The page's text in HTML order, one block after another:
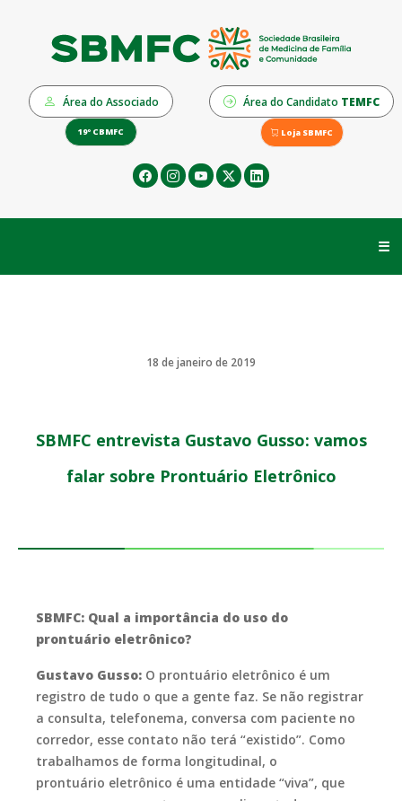
Área do Associado Área do Candidato TEMFC
19º CBMFC Loja SBMFC
☰
18 de janeiro de 2019
SBMFC entrevista Gustavo Gusso: vamos
falar sobre Prontuário Eletrônico
SBMFC: Qual a importância do uso do
prontuário eletrônico?
Gustavo Gusso: O prontuário eletrônico é um
registro de tudo o que a gente faz. Se não registrar
a consulta, telefonema, conversa com paciente no
corredor, esse contato não terá “existido”. Como
trabalhamos de forma longitudinal, o
prontuário eletrônico é uma entidade “viva”, que